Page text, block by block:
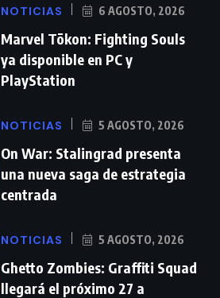
NOTICIAS 6 AGOSTO, 2026
Marvel Tōkon: Fighting Souls
ya disponible en PC y
PlayStation
NOTICIAS 5 AGOSTO, 2026
On War: Stalingrad presenta
una nueva saga de estrategia
centrada
NOTICIAS 5 AGOSTO, 2026
Ghetto Zombies: Graffiti Squad
llegará el próximo 27 a